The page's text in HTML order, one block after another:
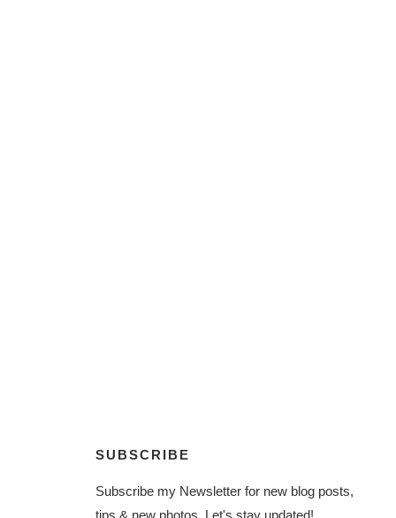
SUBSCRIBE
Subscribe my Newsletter for new blog posts,
tips & new photos. Let's stay updated!